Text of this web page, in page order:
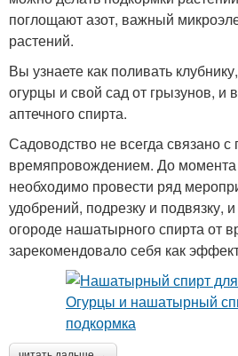
поглощают азот, важный
растений.
Вы узнаете как поливать
огурцы и свой сад от грызунов, и
аптечного спирта.
Садоводство не всегда связано
времяпровождением. До
необходимо провести ряд
удобрений, подрезку и подвязку,
огороде нашатырного спирта от
зарекомендовало себя как